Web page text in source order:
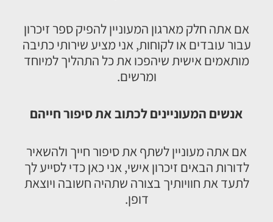
אם אתה חלק מארגון המעוניין להפיק ספר זיכרון
עבור עובדים או לקוחות, אני מציע שירותי כתיבה
מותאמים אישית שיהפכו את כל התהליך למיוחד
ומרשים.
אנשים המעוניינים לכתוב את סיפור חייהם
אם אתה מעוניין לשתף את סיפור חייך ולהשאיר
לדורות הבאים זיכרון אישי, אני כאן כדי לסייע לך
לתעד את חוויותיך בצורה שתהיה חשובה ויוצאת
דופן.